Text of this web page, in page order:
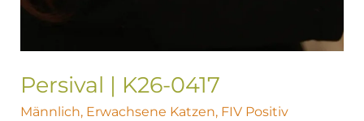
Persival | K26-0417
Männlich, Erwachsene Katzen, FIV Positiv